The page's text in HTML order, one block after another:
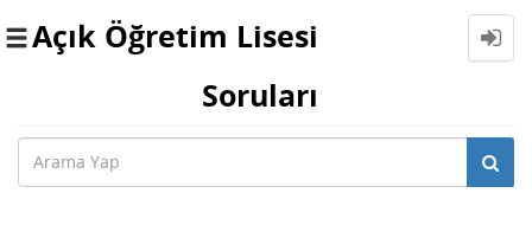
Toggle
Açık Öğretim Lisesi
Soruları